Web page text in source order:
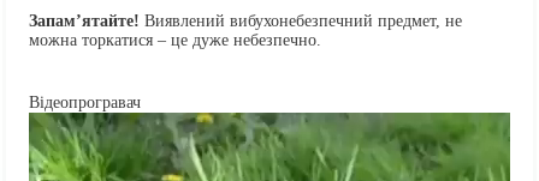
Запам’ятайте! Виявлений вибухонебезпечний предмет, не
можна торкатися – це дуже небезпечно.
Відеопрогравач